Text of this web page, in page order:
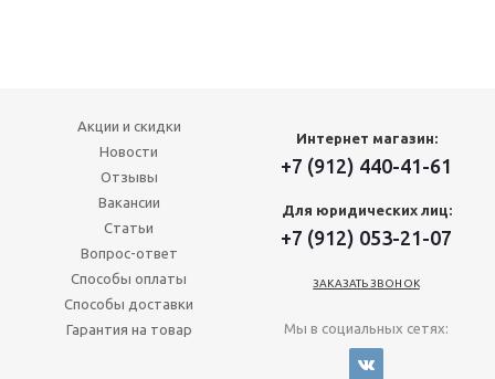
Акции и скидки
Новости
Отзывы
Вакансии
Статьи
Вопрос-ответ
Способы оплаты
Способы доставки
Гарантия на товар
Интернет магазин:
+7 (912) 440-41-61
Для юридических лиц:
+7 (912) 053-21-07
ЗАКАЗАТЬ ЗВОНОК
Мы в социальных сетях: